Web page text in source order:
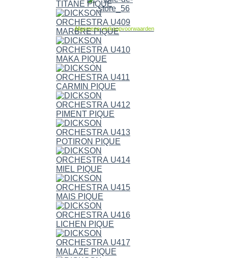
Allgemene verkoopvoorwaarden